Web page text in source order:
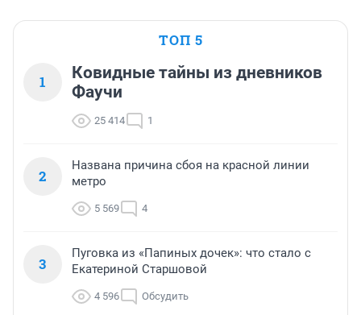
ТОП 5
1
Ковидные тайны из дневников
Фаучи
25 414 1
2
Названа причина сбоя на красной линии
метро
5 569 4
3
Пуговка из «Папиных дочек»: что стало с
Екатериной Старшовой
4 596 Обсудить